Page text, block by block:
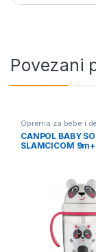
Povezani
Oprema za bebe i
CANPOL BABY
SLAMCICOM 9m+